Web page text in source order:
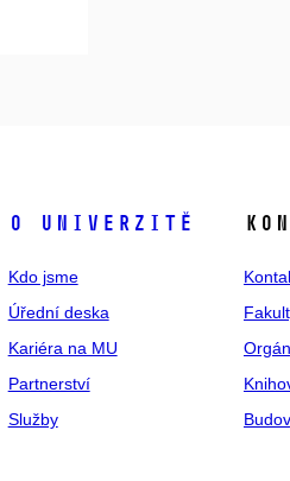
O univerzitě
Kdo jsme
Úřední deska
Kariéra na MU
Partnerství
Služby